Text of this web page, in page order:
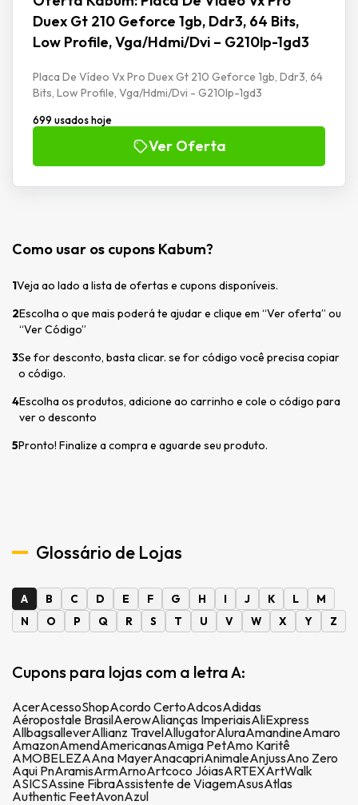
Duex Gt 210 Geforce 1gb, Ddr3, 64 Bits,
Low Profile, Vga/Hdmi/Dvi – G210lp-1gd3
Placa De Vídeo Vx Pro Duex Gt 210 Geforce 1gb, Ddr3, 64
Bits, Low Profile, Vga/Hdmi/Dvi - G210lp-1gd3
699 usados hoje
Ver Oferta
Como usar os cupons Kabum?
1Veja ao lado a lista de ofertas e cupons disponíveis.
2Escolha o que mais poderá te ajudar e clique em “Ver oferta” ou
“Ver Código”
3Se for desconto, basta clicar. se for código você precisa copiar
o código.
4Escolha os produtos, adicione ao carrinho e cole o código para
ver o desconto
5Pronto! Finalize a compra e aguarde seu produto.
Glossário de Lojas
A B C D E F G H I J K L
M
N
O P Q R S T U V W X Y Z
Cupons para lojas com a letra A:
AcerAcessoShopAcordo CertoAdcosAdidas
Aéropostale BrasilAerowAlianças ImperiaisAliExpress
AllbagsalleverAllianz TravelAllugatorAluraAmandineAmaro
AmazonAmendAmericanasAmiga PetAmo Karitê
AMOBELEZAAna MayerAnacapriAnimaleAnjussAno Zero
Aqui PnAramisArmArnoArtcoco JóiasARTEXArtWalk
ASICSAssine FibraAssistente de ViagemAsusAtlas
Authentic FeetAvonAzul